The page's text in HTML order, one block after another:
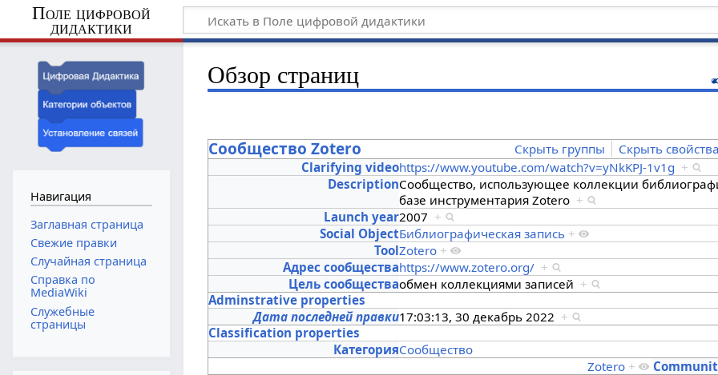
Поле цифровой
дидактики
Обзор страниц
Сообщество Zotero Скрыть группы
Скрыть
Clarifying videohttps://www.youtube.com/watch?v=yNkKPJ-1v1g +
DescriptionСообщество, использующее коллекции
базе инструментария Zotero +
Launch year2007 +
Social ObjectБиблиографическая запись +
ToolZotero +
Адрес сообществаhttps://www.zotero.org/ +
Цель сообществаобмен коллекциями записей +
Adminstrative properties
Дата последней правки17:03:13, 30 декабрь 2022 +
Classification properties
КатегорияСообщество
Zotero +
Навигация
Заглавная страница
Свежие правки
Случайная страница
Справка по
MediaWiki
Служебные
страницы